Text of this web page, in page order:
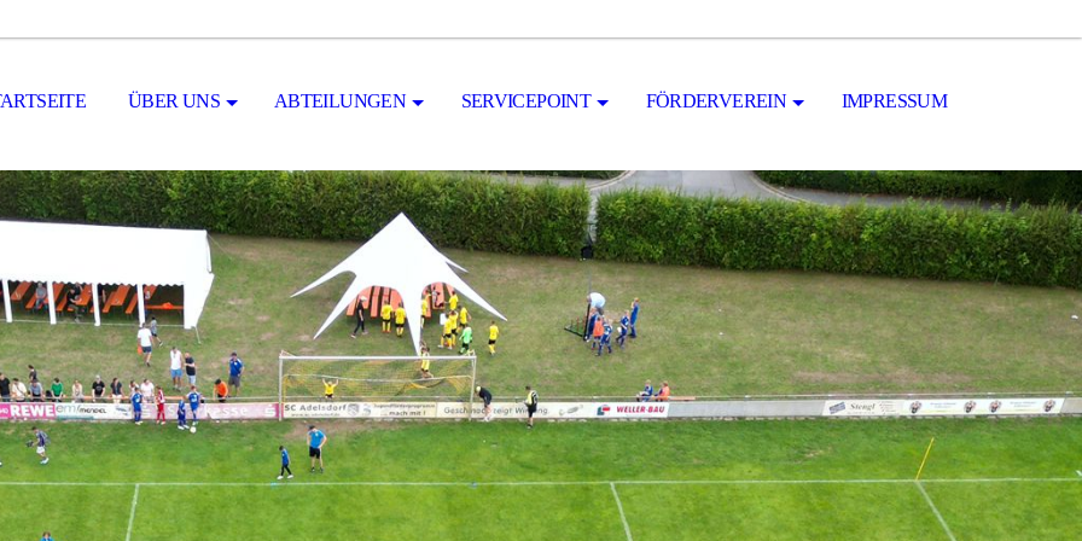
ÜBER UNS ABTEILUNGEN SERVICEPOINT FÖRDERVEREIN IMPRESSUM